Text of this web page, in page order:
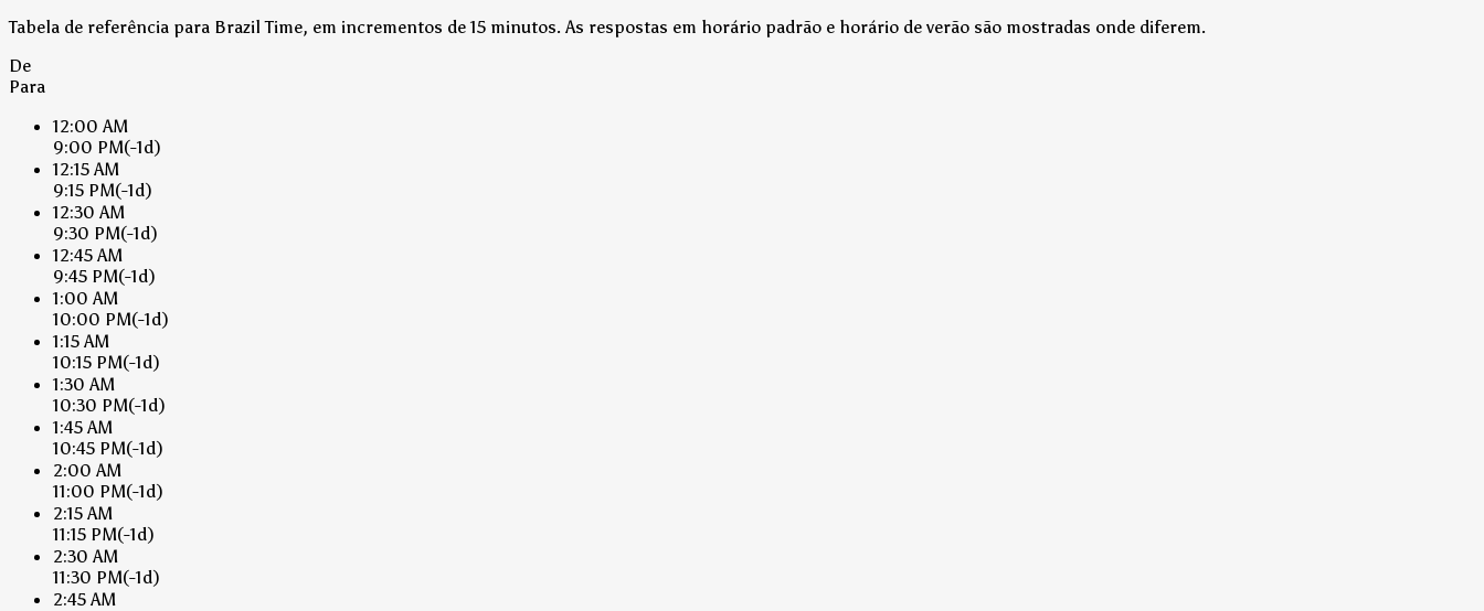
Tabela de referência para Brazil Time, em incrementos de 15 minutos. As respostas em horário padrão e horário de verão são mostradas onde diferem.
De
Para
12:00 AM
9:00 PM(-1d)
12:15 AM
9:15 PM(-1d)
12:30 AM
9:30 PM(-1d)
12:45 AM
9:45 PM(-1d)
1:00 AM
10:00 PM(-1d)
1:15 AM
10:15 PM(-1d)
1:30 AM
10:30 PM(-1d)
1:45 AM
10:45 PM(-1d)
2:00 AM
11:00 PM(-1d)
2:15 AM
11:15 PM(-1d)
2:30 AM
11:30 PM(-1d)
2:45 AM